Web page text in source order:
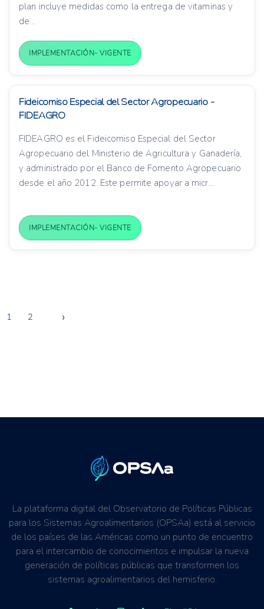
plan incluye medidas como la entrega de vitaminas y
de...
IMPLEMENTACIÓN- VIGENTE
Fideicomiso Especial del Sector Agropecuario -
FIDEAGRO
FIDEAGRO es el Fideicomiso Especial del Sector
Agropecuario del Ministerio de Agricultura y Ganadería,
y administrado por el Banco de Fomento Agropecuario
desde el año 2012. Este permite apoyar a micr...
IMPLEMENTACIÓN- VIGENTE
1 2 ›
La plataforma digital del Observatorio de Políticas Públicas
para los Sistemas Agroalimentarios (OPSAa) está al servicio
de los países de las Américas como un punto de encuentro
para el intercambio de conocimientos e impulsar la nueva
generación de políticas públicas que transformen los
sistemas agroalimentarios del hemisferio.